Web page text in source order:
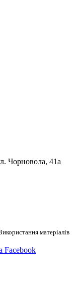
Чорновола, 41а
матеріалів